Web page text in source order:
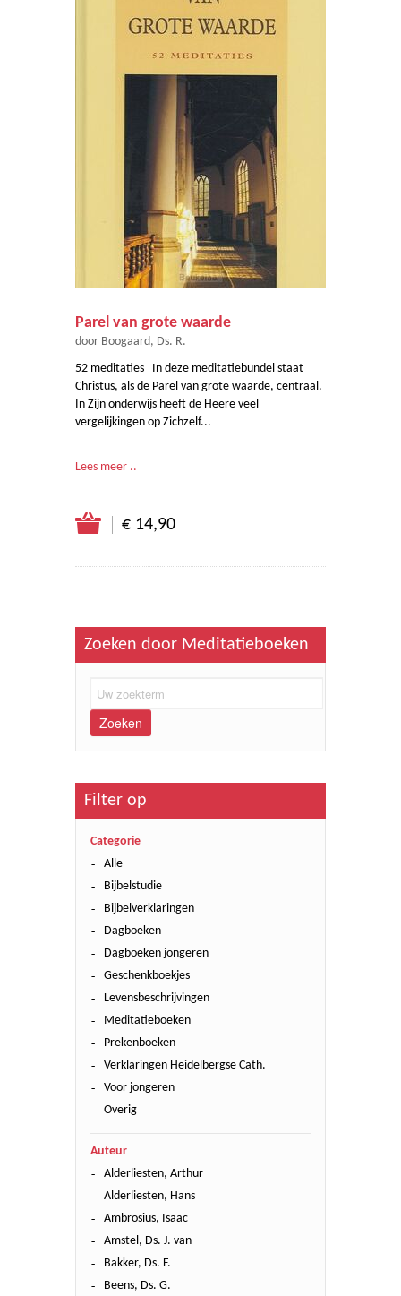
Parel van grote waarde
door Boogaard, Ds. R.
52 meditaties In deze meditatiebundel staat
Christus, als de Parel van grote waarde, centraal.
In Zijn onderwijs heeft de Heere veel
vergelijkingen op Zichzelf...
Lees meer ..
€ 14,90
Zoeken door Meditatieboeken
Zoeken
Filter op
Categorie
Alle
Bijbelstudie
Bijbelverklaringen
Dagboeken
Dagboeken jongeren
Geschenkboekjes
Levensbeschrijvingen
Meditatieboeken
Prekenboeken
Verklaringen Heidelbergse Cath.
Voor jongeren
Overig
Auteur
Alderliesten, Arthur
Alderliesten, Hans
Ambrosius, Isaac
Amstel, Ds. J. van
Bakker, Ds. F.
Beens, Ds. G.